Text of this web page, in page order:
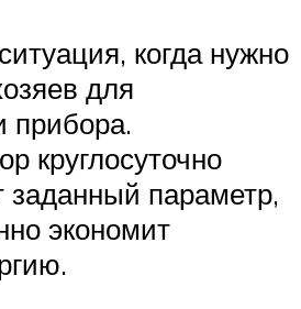
когда нужно
для
прибора.
круглосуточно
заданный параметр,
экономит